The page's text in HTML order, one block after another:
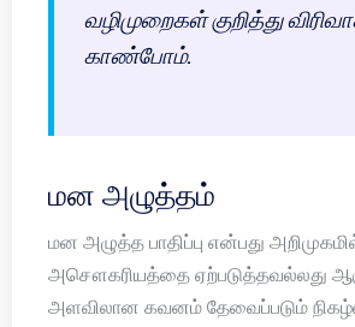
வழிமுறைகள் குறித்து
காண்போம்.
மன அழுத்தம்
மன அழுத்த பாதிப்பு என்பது
அசௌகரியத்தை ஏற்படுத்தவல்லது
அளவிலான கவனம் தேவைப்படும்